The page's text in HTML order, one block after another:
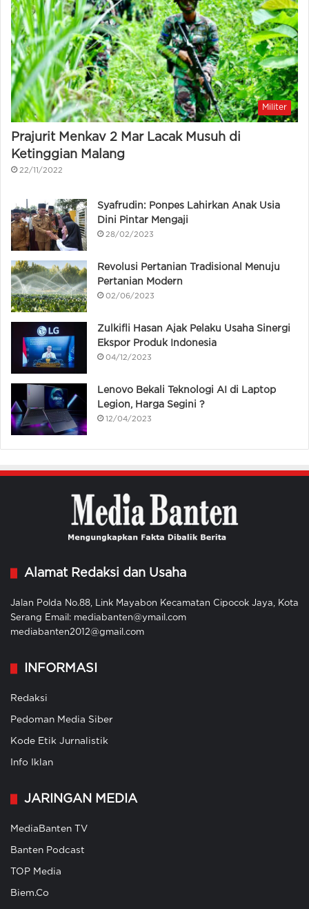
Militer
Prajurit Menkav 2 Mar Lacak Musuh di
Ketinggian Malang
22/11/2022
Syafrudin: Ponpes Lahirkan Anak Usia
Dini Pintar Mengaji
28/02/2023
Revolusi Pertanian Tradisional Menuju
Pertanian Modern
02/06/2023
Zulkifli Hasan Ajak Pelaku Usaha Sinergi
Ekspor Produk Indonesia
04/12/2023
Lenovo Bekali Teknologi AI di Laptop
Legion, Harga Segini ?
12/04/2023
Alamat Redaksi dan Usaha
Jalan Polda No.88, Link Mayabon Kecamatan Cipocok Jaya, Kota
Serang Email: mediabanten@ymail.com
mediabanten2012@gmail.com
INFORMASI
Redaksi
Pedoman Media Siber
Kode Etik Jurnalistik
Info Iklan
JARINGAN MEDIA
MediaBanten TV
Banten Podcast
TOP Media
Biem.Co